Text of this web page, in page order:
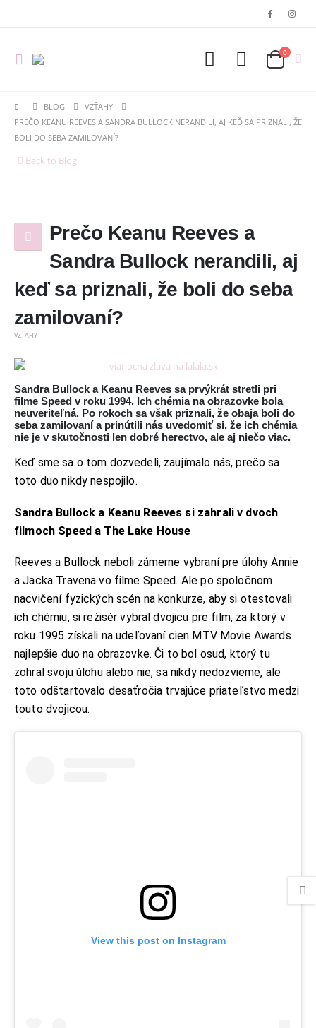
0
BLOG
VZŤAHY
PREČO KEANU REEVES A SANDRA BULLOCK NERANDILI, AJ KEĎ SA PRIZNALI, ŽE
BOLI DO SEBA ZAMILOVANÍ?
Back to Blog
Prečo Keanu Reeves a
Sandra Bullock nerandili, aj
keď sa priznali, že boli do seba
zamilovaní?
VZŤAHY
Sandra Bullock a Keanu Reeves sa prvýkrát stretli pri
filme Speed v roku 1994. Ich chémia na obrazovke bola
neuveriteľná. Po rokoch sa však priznali, že obaja boli do
seba zamilovaní a prinútili nás uvedomiť si, že ich chémia
nie je v skutočnosti len dobré herectvo, ale aj niečo viac.
Keď sme sa o tom dozvedeli, zaujímalo nás, prečo sa
toto duo nikdy nespojilo.
Sandra Bullock a Keanu Reeves si zahrali v dvoch
filmoch Speed ​​a The Lake House
Reeves a Bullock neboli zámerne vybraní pre úlohy Annie
a Jacka Travena vo filme Speed. Ale po spoločnom
nacvičení fyzických scén na konkurze, aby si otestovali
ich chémiu, si režisér vybral dvojicu pre film, za ktorý v
roku 1995 získali na udeľovaní cien MTV Movie Awards
najlepšie duo na obrazovke. Či to bol osud, ktorý tu
zohral svoju úlohu alebo nie, sa nikdy nedozvieme, ale
toto odštartovalo desaťročia trvajúce priateľstvo medzi
touto dvojicou.
View this post on Instagram